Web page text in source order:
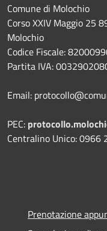
Comune di Molochio
Corso XXIV Maggio 25
Molochio
Codice Fiscale:
Partita IVA:
Email:
PEC:
Centralino Unico: 0966
Prenotazione